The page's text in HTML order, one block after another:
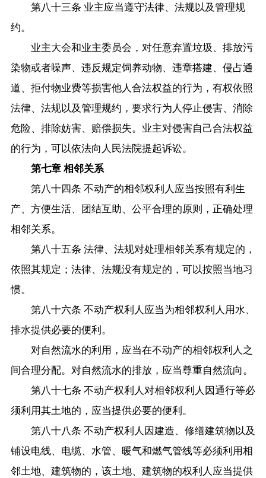
第八十三条 业主应当遵守法律、法规以及管理规
约。
业主大会和业主委员会，对任意弃置垃圾、排放污
染物或者噪声、违反规定饲养动物、违章搭建、侵占通
道、拒付物业费等损害他人合法权益的行为，有权依照
法律、法规以及管理规约，要求行为人停止侵害、消除
危险、排除妨害、赔偿损失。业主对侵害自己合法权益
的行为，可以依法向人民法院提起诉讼。
第七章 相邻关系
第八十四条 不动产的相邻权利人应当按照有利生
产、方便生活、团结互助、公平合理的原则，正确处理
相邻关系。
第八十五条 法律、法规对处理相邻关系有规定的，
依照其规定；法律、法规没有规定的，可以按照当地习
惯。
第八十六条 不动产权利人应当为相邻权利人用水、
排水提供必要的便利。
对自然流水的利用，应当在不动产的相邻权利人之
间合理分配。对自然流水的排放，应当尊重自然流向。
第八十七条 不动产权利人对相邻权利人因通行等必
须利用其土地的，应当提供必要的便利。
第八十八条 不动产权利人因建造、修缮建筑物以及
铺设电线、电缆、水管、暖气和燃气管线等必须利用相
邻土地、建筑物的，该土地、建筑物的权利人应当提供